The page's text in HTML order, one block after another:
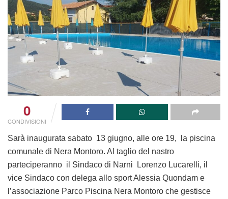
0
CONDIVISIONI
Sarà inaugurata sabato 13 giugno, alle ore 19, la piscina
comunale di Nera Montoro. Al taglio del nastro
parteciperanno il Sindaco di Narni Lorenzo Lucarelli, il
vice Sindaco con delega allo sport Alessia Quondam e
l’associazione Parco Piscina Nera Montoro che gestisce